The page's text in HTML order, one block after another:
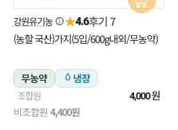
강원유기농 ★4.6후기 7
(농할 국산)가지(5입/600g내외/무농약)
무농약 냉장
조합원 4,000원
비조합원 4,400원